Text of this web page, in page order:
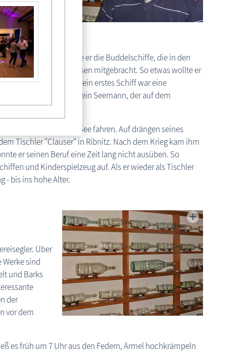
Buddelschiffbau
Junge bewunderte er die Buddelschiffe, die in den
sie von ihren Reisen mitgebracht. So etwas wollte er
bei seinem Vater. Sein erstes Schiff war eine
bei, ein Seemann, der auf dem
fuhr.
seine Vorfahren, zur See fahren. Auf drängen seines
Tischler "Clauser" in Ribnitz. Nach dem Krieg kam ihm
er seinen Beruf eine Zeit lang nicht ausüben. So
und Kinderspielzeug auf. Als er wieder als Tischler
- bis ins hohe Alter.
Über
sind
und Barks
der
vor dem
es früh um 7 Uhr aus den Federn, Ärmel hochkrämpeln